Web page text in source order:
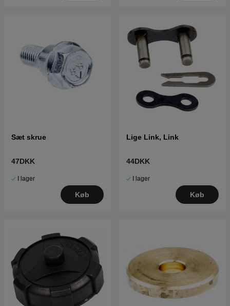
Sæt skrue
47DKK
I lager
Køb
Lige Link, Link
44DKK
I lager
Køb